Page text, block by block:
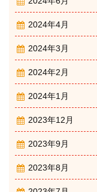
2024年4月
2024年3月
2024年2月
2024年1月
2023年12月
2023年9月
2023年8月